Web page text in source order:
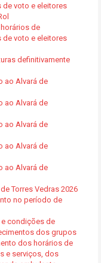
voto e eleitores
de
voto e eleitores
definitivamente
ao Alvará de
ao Alvará de
ao Alvará de
ao Alvará de
ao Alvará de
Torres Vedras 2026
no período de
e condições de
dos grupos
dos horários de
e serviços, dos